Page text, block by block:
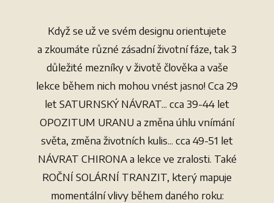
Když se už ve svém designu orientujete
a zkoumáte různé zásadní životní fáze, tak 3
důležité mezníky v životě člověka a vaše
lekce během nich mohou vnést jasno! Cca 29
let SATURNSKÝ NÁVRAT... cca 39-44 let
OPOZITUM URANU a změna úhlu vnímání
světa, změna životních kulis... cca 49-51 let
NÁVRAT CHIRONA a lekce ve zralosti. Také
ROČNÍ SOLÁRNÍ TRANZIT, který mapuje
momentální vlivy během daného roku: